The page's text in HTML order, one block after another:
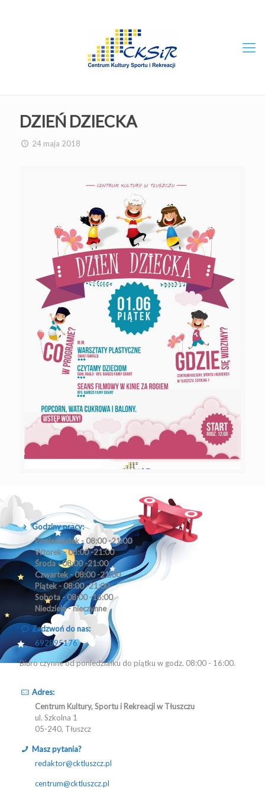
DZIEŃ DZIECKA
24 maja 2018
Godziny pracy:
Poniedziałek - 08:00 -21:00
Wtorek - 08:00 -21:00
Środa - 08:00 -21:00
Czwartek - 08:00 -21:00
Piątek - 08:00 -21:00
Sobota - 08:00 -16:00
Niedziela - nieczynne
Zadzwoń do nas:
692895176
Biuro czynne od poniedziałku do piątku w godz. 08:00 - 16:00.
Adres:
Centrum Kultury, Sportu i Rekreacji w Tłuszczu
ul. Szkolna 1
05-240, Tłuszcz
Masz pytania?
redaktor@cktluszcz.pl
centrum@cktluszcz.pl